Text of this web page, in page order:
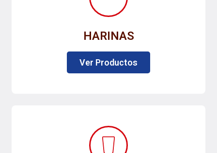
HARINAS
Ver Productos